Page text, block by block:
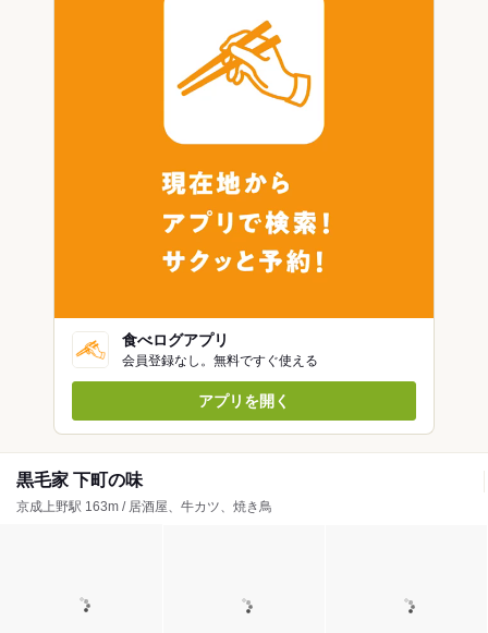
食べログアプリ
会員登録なし。無料ですぐ使える
アプリを開く
黒毛家 下町の味
京成上野駅 163m / 居酒屋、牛カツ、焼き鳥